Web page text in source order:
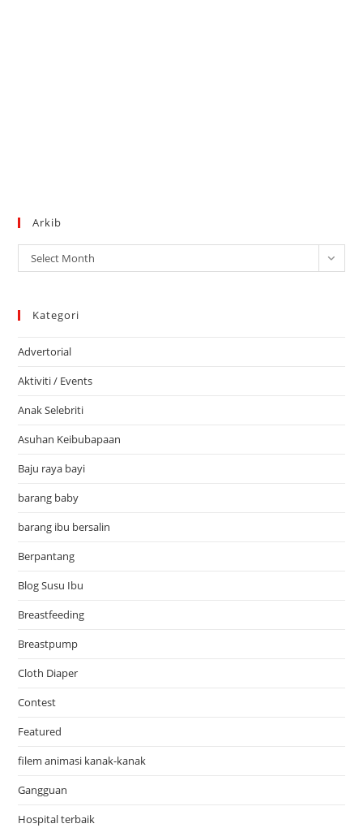
Arkib
Arkib
Select Month
Kategori
Advertorial
Aktiviti / Events
Anak Selebriti
Asuhan Keibubapaan
Baju raya bayi
barang baby
barang ibu bersalin
Berpantang
Blog Susu Ibu
Breastfeeding
Breastpump
Cloth Diaper
Contest
Featured
filem animasi kanak-kanak
Gangguan
Hospital terbaik